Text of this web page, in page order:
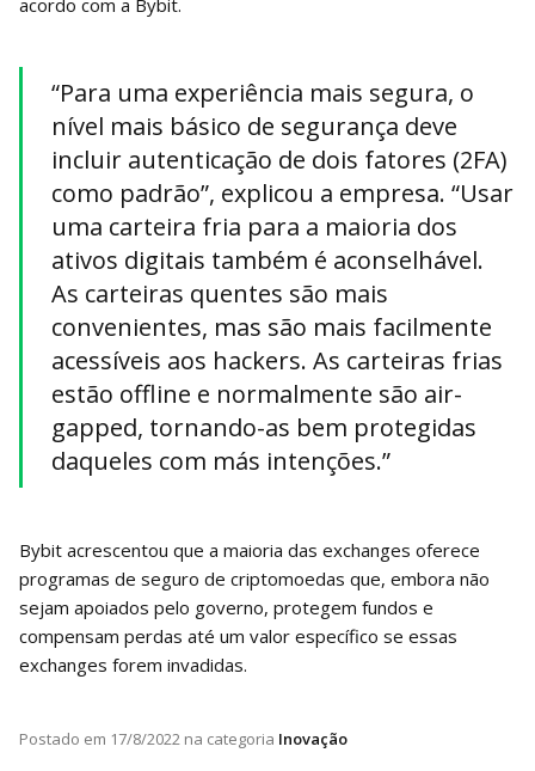
“Para uma experiência mais segura, o
nível mais básico de segurança deve
incluir autenticação de dois fatores (2FA)
como padrão”, explicou a empresa. “Usar
uma carteira fria para a maioria dos
ativos digitais também é aconselhável.
As carteiras quentes são mais
convenientes, mas são mais facilmente
acessíveis aos hackers. As carteiras frias
estão offline e normalmente são air-
gapped, tornando-as bem protegidas
daqueles com más intenções.”
Bybit acrescentou que a maioria das exchanges oferece
programas de seguro de criptomoedas que, embora não
sejam apoiados pelo governo, protegem fundos e
compensam perdas até um valor específico se essas
exchanges forem invadidas.
Postado em 17/8/2022 na categoria Inovação